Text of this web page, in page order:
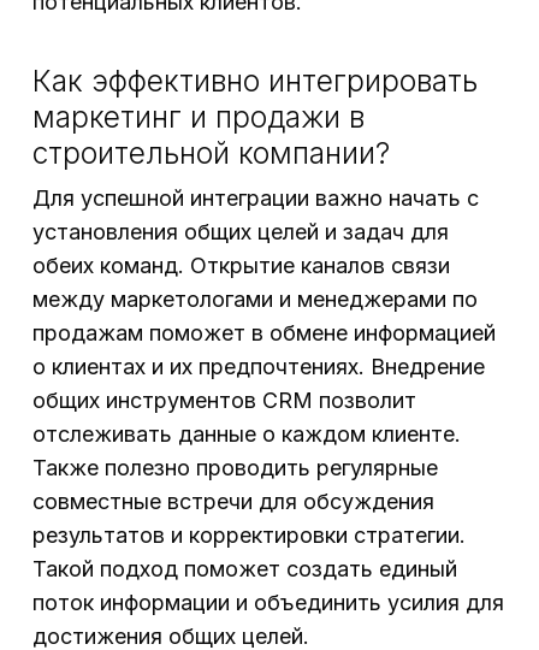
Как эффективно интегрировать
маркетинг и продажи в
строительной компании?
Для успешной интеграции важно начать с
установления общих целей и задач для
обеих команд. Открытие каналов связи
между маркетологами и менеджерами по
продажам поможет в обмене информацией
о клиентах и их предпочтениях. Внедрение
общих инструментов CRM позволит
отслеживать данные о каждом клиенте.
Также полезно проводить регулярные
совместные встречи для обсуждения
результатов и корректировки стратегии.
Такой подход поможет создать единый
поток информации и объединить усилия для
достижения общих целей.